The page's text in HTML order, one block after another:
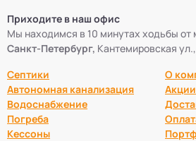
Приходите в наш офис
Мы находимся в 10 минутах ходьбы от
Санкт-Петербург, Кантемировская
Септики
Автономная канализация
Водоснабжение
Погреба
Кессоны
О
Акции